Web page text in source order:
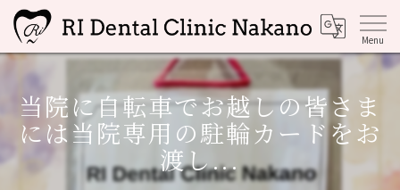
当院に自転車でお越しの皆さま
には当院専用の駐輪カードをお
渡し...